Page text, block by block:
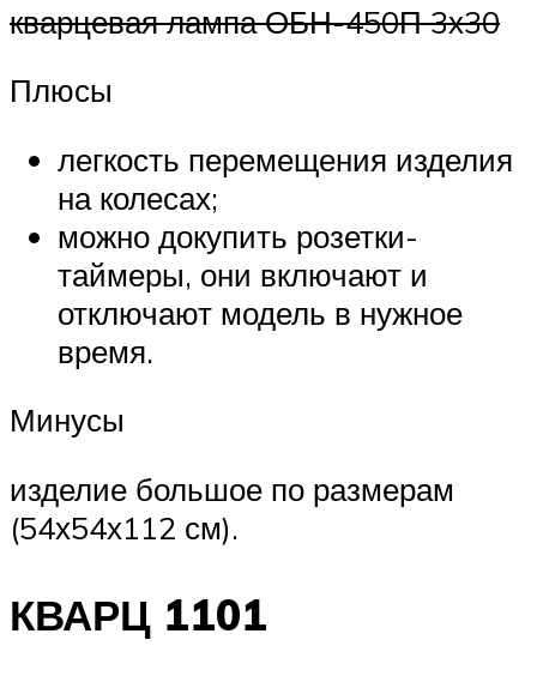
кварцевая лампа ОБН-450П 3х30
Плюсы
легкость перемещения изделия
на колесах;
можно докупить розетки-
таймеры, они включают и
отключают модель в нужное
время.
Минусы
изделие большое по размерам
(54х54х112 см).
КВАРЦ 1101